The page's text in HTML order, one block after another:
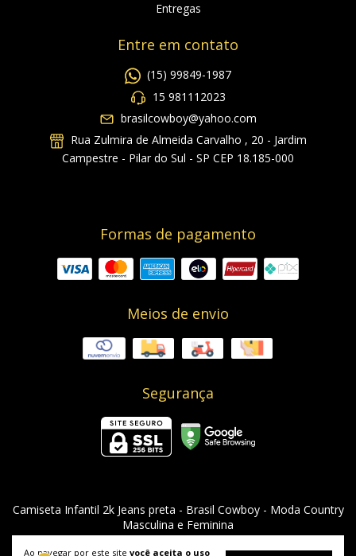
Ao navegar por este site você aceita o uso
Entregas
Entre em contato
(15) 99849-1987
15 981112023
brasilcowboy@yahoo.com
Rua Zulmira de Almeida Carvalho , 20 - Jardim
Campestre - Pilar do Sul - SP CEP 18.185-000
Formas de pagamento
Meios de envio
Segurança
Camiseta Infantil 2k Jeans preta - Brasil Cowboy - Moda Country
Masculina e Feminina